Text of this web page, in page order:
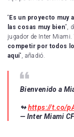
“ Es un proyecto muy
las cosas muy bien”,
jugador de Inter Miami.
competir por todos
aquí”, añadió.
Bienvenido a
↬https://t.co/
— Inter Miami